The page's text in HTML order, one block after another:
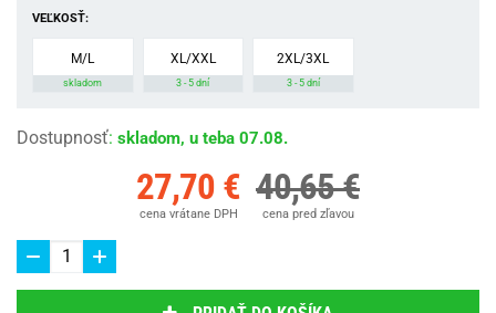
VEĽKOSŤ:
M/L
skladom
XL/XXL
3 - 5 dní
2XL/3XL
3 - 5 dní
Dostupnosť: skladom, u teba 07.08.
27,70 €
cena vrátane DPH
40,65 €
cena pred zľavou